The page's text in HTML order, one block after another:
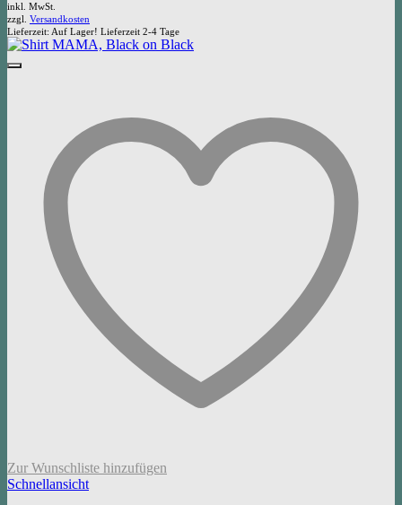
inkl. MwSt.
zzgl. Versandkosten
Lieferzeit: Auf Lager! Lieferzeit 2-4 Tage
Zur Wunschliste hinzufügen
Schnellansicht